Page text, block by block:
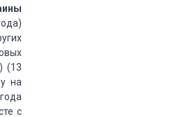
(13
на
с